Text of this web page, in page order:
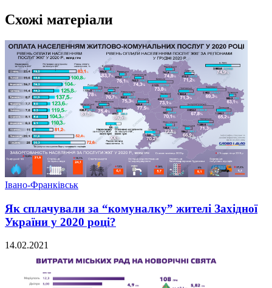
Схожі матеріали
Івано-Франківськ
Як сплачували за “комуналку” жителі Західної
України у 2020 році?
14.02.2021